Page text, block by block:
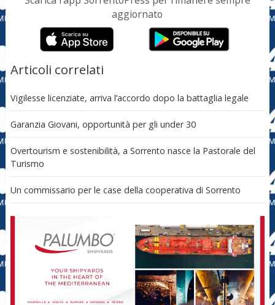
aggiornato
Articoli correlati
Vigilesse licenziate, arriva l’accordo dopo la battaglia legale
Garanzia Giovani, opportunità per gli under 30
Overtourism e sostenibilità, a Sorrento nasce la Pastorale del
Turismo
Un commissario per le case della cooperativa di Sorrento